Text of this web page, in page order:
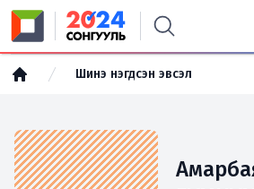
Шинэ нэгдсэн эвсэл